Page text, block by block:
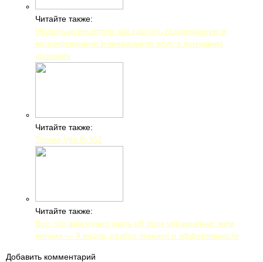
Читайте также:
Несколько рецептов, как сделать газированную и
негазированную минеральную воду в домашних
условиях
Читайте также:
Torneo Vita B-352
Читайте также:
Все, что вам нужно знать об этом упражнении: жим
ногами — 9 видов, разбор техники и эффективности
Добавить комментарий